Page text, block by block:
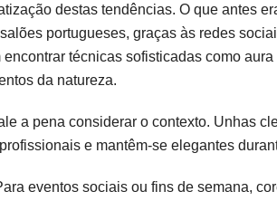
destas tendências. O que antes
portugueses, graças às redes
técnicas sofisticadas como
da natureza.
a pena considerar o contexto. Unhas
e mantêm-se elegantes
eventos sociais ou fins de semana,